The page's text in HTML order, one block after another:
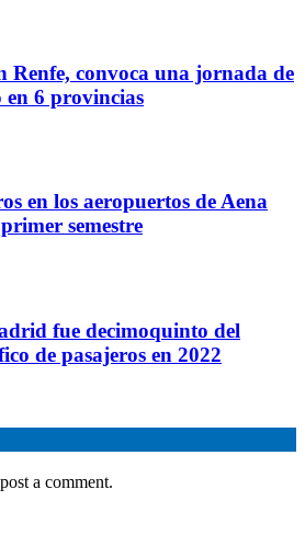
Renfe, convoca una jornada de
en 6 provincias
en los aeropuertos de Aena
semestre
fue decimoquinto del
de pasajeros en 2022
a comment.